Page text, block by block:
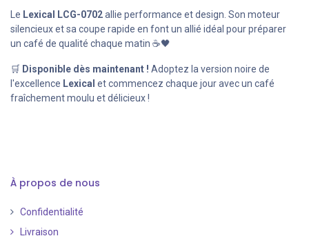
Le Lexical LCG-0702allie performance et design. Son moteur
silencieux et sa coupe rapide en font un allié idéal pour préparer
un café de qualité chaque matin ☕🖤
🛒 Disponible dès maintenant ! Adoptez la version noire de
l'excellence Lexical et commencez chaque jour avec un café
fraîchement moulu et délicieux !
À propos de nous
Confidentialité
Livraison